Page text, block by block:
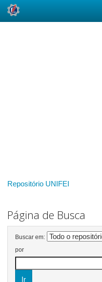
Repositório UNIFEI
Página de Busca
Buscar em:
por